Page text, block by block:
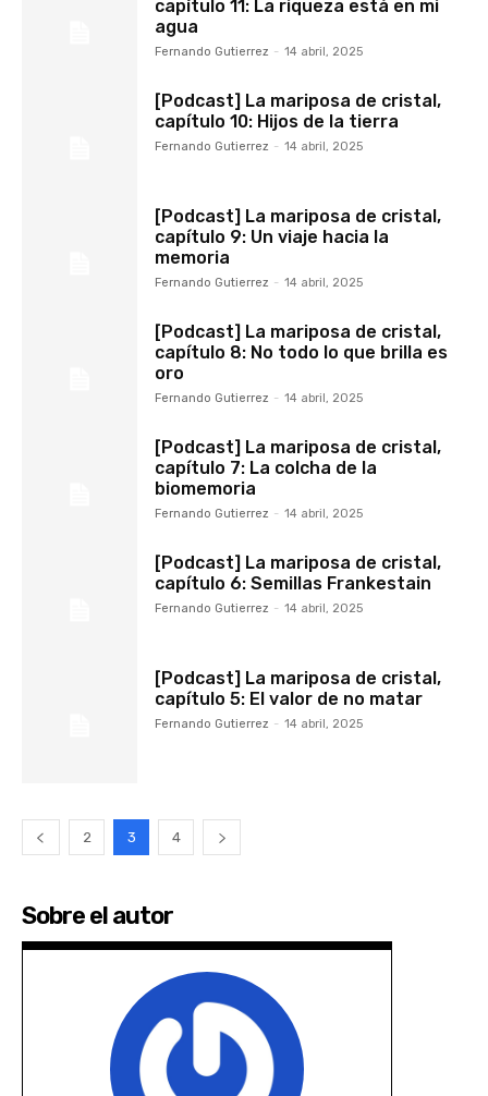
capítulo 11: La riqueza está en mi
agua
Fernando Gutierrez - 14 abril, 2025
[Podcast] La mariposa de cristal,
capítulo 10: Hijos de la tierra
Fernando Gutierrez - 14 abril, 2025
[Podcast] La mariposa de cristal,
capítulo 9: Un viaje hacia la
memoria
Fernando Gutierrez - 14 abril, 2025
[Podcast] La mariposa de cristal,
capítulo 8: No todo lo que brilla es
oro
Fernando Gutierrez - 14 abril, 2025
[Podcast] La mariposa de cristal,
capítulo 7: La colcha de la
biomemoria
Fernando Gutierrez - 14 abril, 2025
[Podcast] La mariposa de cristal,
capítulo 6: Semillas Frankestain
Fernando Gutierrez - 14 abril, 2025
[Podcast] La mariposa de cristal,
capítulo 5: El valor de no matar
Fernando Gutierrez - 14 abril, 2025
2 3 4
Sobre el autor